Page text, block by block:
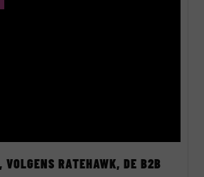
VOLGENS RATEHAWK, DE B2B